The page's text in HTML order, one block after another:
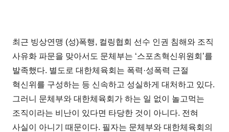
최근 빙상연맹 (성)폭행, 컬링협회 선수 인권 침해와 조직
사유화 파문을 맞아서도 문체부는 ‘스포츠혁신위원회’를
발족했다. 별도로 대한체육회는 폭력·성폭력 근절
혁신위를 구성하는 등 신속하고 성실하게 대처하고 있다.
그러니 문체부와 대한체육회가 하는 일 없이 놀고먹는
조직이라는 비난이 있다면 타당한 것이 아니다. 전혀
사실이 아니기 때문이다. 필자는 문체부와 대한체육회의